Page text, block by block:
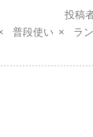
投稿
普段使い ラ